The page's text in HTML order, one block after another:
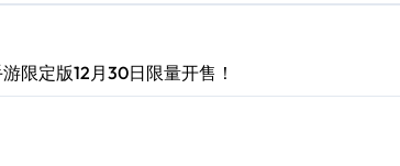
新玩法！
新生活！
限定版12月30日限量开售！